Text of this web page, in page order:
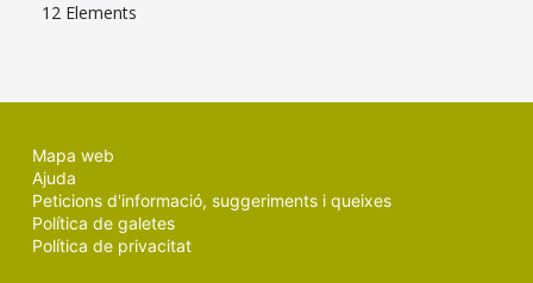
12 Elements
Mapa web
Ajuda
Peticions d'informació, suggeriments i queixes
Política de galetes
Política de privacitat